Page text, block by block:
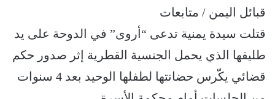
قبائل اليمن / متابعات
قتلت سيدة يمنية تدعى “أروى” في الدوحة على يد
طليقها الذي يحمل الجنسية القطرية إثر صدور حكم
قضائي يكّرس حضانتها لطفلها الوحيد بعد 4 سنوات